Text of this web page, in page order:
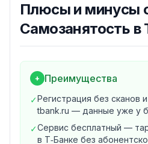
статус самозанятого
после регистрации в ФНС.
приложении «Мой налог».
Что даёт сервис
1. Быстрая регистрация без
Заявка подаётся в
кабинете на tbank.ru, в «Мой
налогоплательщика НПД или
Плюсы и минусы
Самозанятость в
+ Преимущества
✓Регистрация без сканов
tbank.ru — данные уже у
✓Сервис бесплатный —
в Т‑Банке без